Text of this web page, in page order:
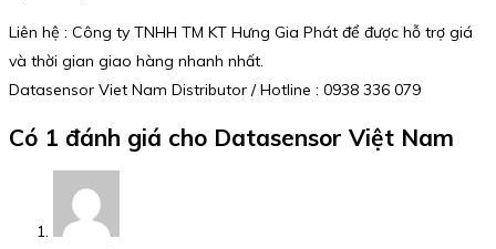
Liên hệ : Công ty TNHH TM KT Hưng Gia Phát để được hỗ trợ giá
và thời gian giao hàng nhanh nhất.
Datasensor Viet Nam Distributor / Hotline : 0938 336 079
Có 1 đánh giá cho Datasensor Việt Nam